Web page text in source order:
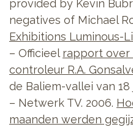
provided by Kevin
negatives of Michael
Exhibitions Luminous-
– Officieelrapport over
controleur R.A.
de Baliem-vallei van 18
– Netwerk TV. 2006.
maanden werden